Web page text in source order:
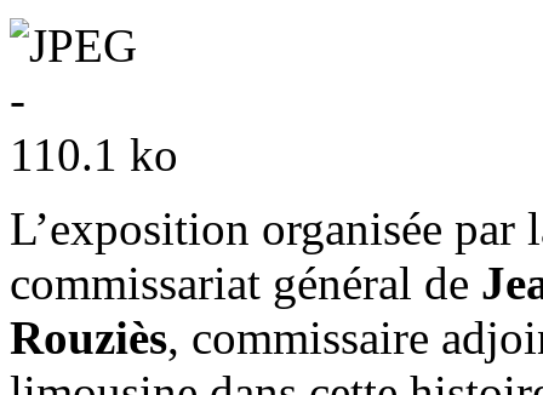
L’exposition organisée
commissariat général de
Rouziès, commissaire